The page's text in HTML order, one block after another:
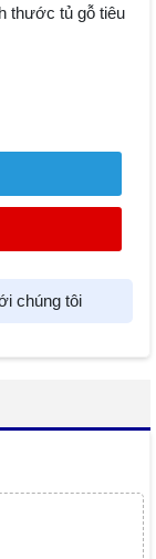
thước tủ gỗ tiêu
chúng tôi